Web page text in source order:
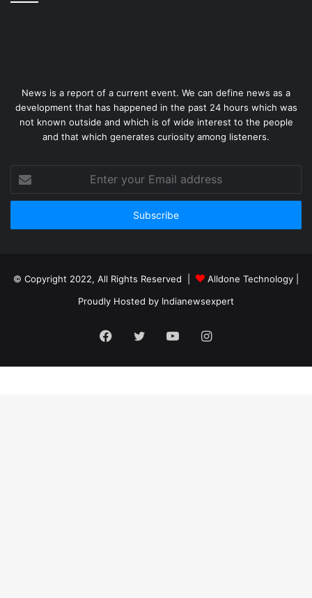
News is a report of a current event. We can define news as a
development that has happened in the past 24 hours which was
not known outside and which is of wide interest to the people
and that which generates curiosity among listeners.
your
Email
© Copyright 2022, All Rights Reserved | Alldone Technology
Proudly Hosted by Indianewsexpert
Facebook
Twitter YouTubeInstagram